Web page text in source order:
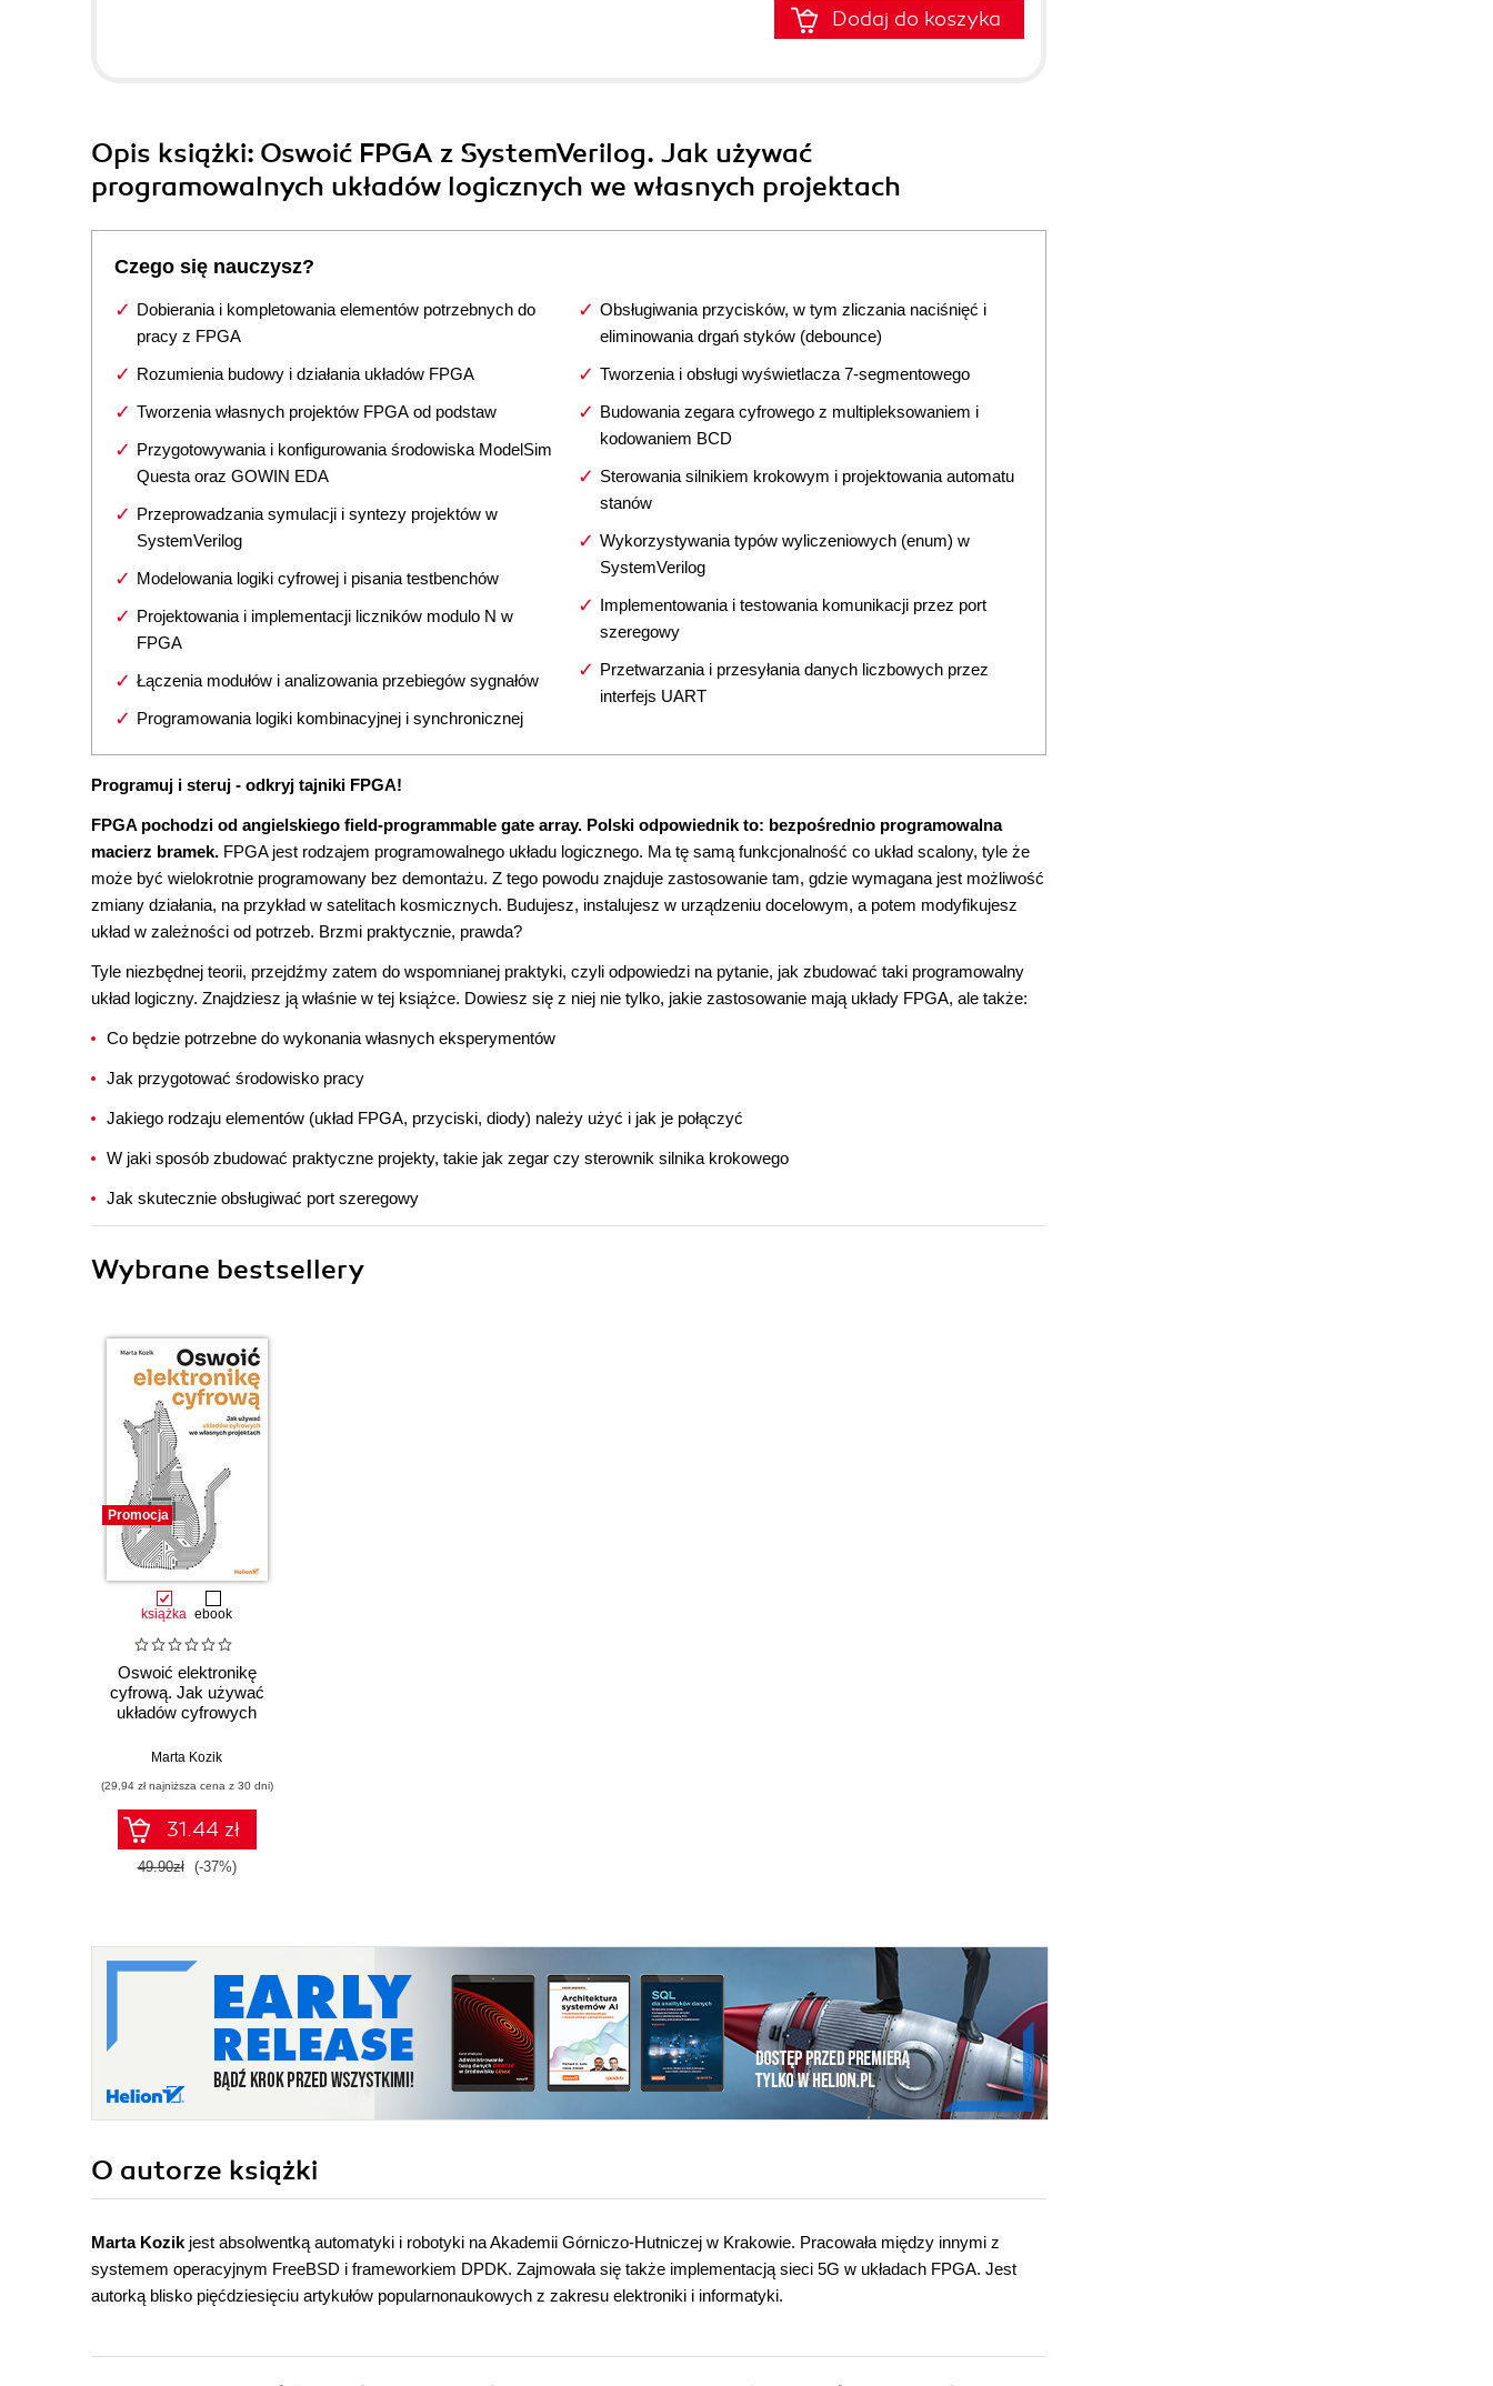
Dodaj do koszyka
Opis książki: Oswoić FPGA z SystemVerilog. Jak używać
programowalnych układów logicznych we własnych projektach
Czego się nauczysz?
Dobierania i kompletowania elementów potrzebnych do
pracy z FPGA
Rozumienia budowy i działania układów FPGA
Tworzenia własnych projektów FPGA od podstaw
Przygotowywania i konfigurowania środowiska ModelSim
Questa oraz GOWIN EDA
Przeprowadzania symulacji i syntezy projektów w
SystemVerilog
Modelowania logiki cyfrowej i pisania testbenchów
Projektowania i implementacji liczników modulo N w
FPGA
Łączenia modułów i analizowania przebiegów sygnałów
Programowania logiki kombinacyjnej i synchronicznej
Obsługiwania przycisków, w tym zliczania naciśnięć i
eliminowania drgań styków (debounce)
Tworzenia i obsługi wyświetlacza 7-segmentowego
Budowania zegara cyfrowego z multipleksowaniem i
kodowaniem BCD
Sterowania silnikiem krokowym i projektowania automatu
stanów
Wykorzystywania typów wyliczeniowych (enum) w
SystemVerilog
Implementowania i testowania komunikacji przez port
szeregowy
Przetwarzania i przesyłania danych liczbowych przez
interfejs UART
Programuj i steruj - odkryj tajniki FPGA!
FPGA pochodzi od angielskiego field-programmable gate array. Polski odpowiednik to: bezpośrednio programowalna
macierz bramek. FPGA jest rodzajem programowalnego układu logicznego. Ma tę samą funkcjonalność co układ scalony, tyle że
może być wielokrotnie programowany bez demontażu. Z tego powodu znajduje zastosowanie tam, gdzie wymagana jest możliwość
zmiany działania, na przykład w satelitach kosmicznych. Budujesz, instalujesz w urządzeniu docelowym, a potem modyfikujesz
układ w zależności od potrzeb. Brzmi praktycznie, prawda?
Tyle niezbędnej teorii, przejdźmy zatem do wspomnianej praktyki, czyli odpowiedzi na pytanie, jak zbudować taki programowalny
układ logiczny. Znajdziesz ją właśnie w tej książce. Dowiesz się z niej nie tylko, jakie zastosowanie mają układy FPGA, ale także:
Co będzie potrzebne do wykonania własnych eksperymentów
Jak przygotować środowisko pracy
Jakiego rodzaju elementów (układ FPGA, przyciski, diody) należy użyć i jak je połączyć
W jaki sposób zbudować praktyczne projekty, takie jak zegar czy sterownik silnika krokowego
Jak skutecznie obsługiwać port szeregowy
Wybrane bestsellery
Promocja
książka ebook
Oswoić elektronikę
cyfrową. Jak używać
układów cyfrowych
projektach
Marta Kozik
(29,94 zł najniższa cena z 30 dni)
31.44 zł
49.90zł (-37%)
O autorze książki
Marta Kozik jest absolwentką automatyki i robotyki na Akademii Górniczo-Hutniczej w Krakowie. Pracowała między innymi z
systemem operacyjnym FreeBSD i frameworkiem DPDK. Zajmowała się także implementacją sieci 5G w układach FPGA. Jest
autorką blisko pięćdziesięciu artykułów popularnonaukowych z zakresu elektroniki i informatyki.